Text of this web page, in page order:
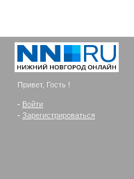
Привет, Гость !
- Войти
- Зарегистрироваться